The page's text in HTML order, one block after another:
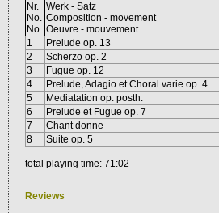
Nr.
No.
No
Werk - Satz
Composition - movement
Oeuvre - mouvement
1
Prelude op. 13
2
Scherzo op. 2
3
Fugue op. 12
4
Prelude, Adagio et Choral varie op. 4
5
Mediatation op. posth.
6
Prelude et Fugue op. 7
7
Chant donne
8
Suite op. 5
total playing time: 71:02
Reviews